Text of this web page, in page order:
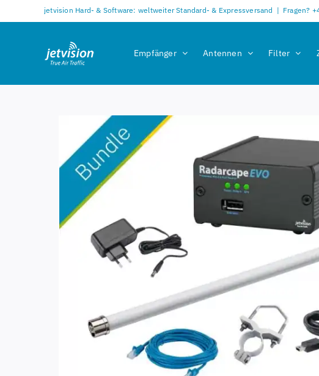
Inhalt
jetvision Hard- & Software: weltweiter Standard- & Expressversand | Fragen?
Empfänger Antennen Filter